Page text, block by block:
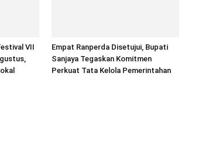
VII
Empat Ranperda Disetujui, Bupati
Sanjaya Tegaskan Komitmen
Perkuat Tata Kelola Pemerintahan